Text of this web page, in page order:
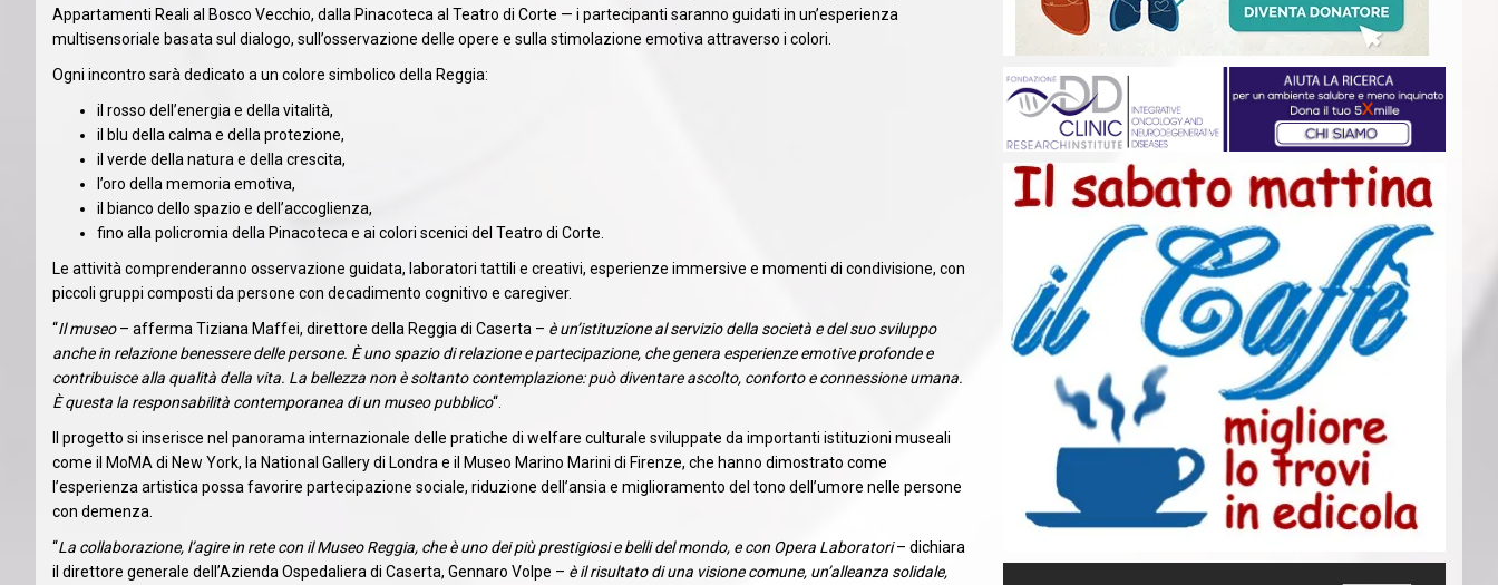
Appartamenti Reali al Bosco Vecchio, dalla Pinacoteca al Teatro di Corte — i partecipanti saranno guidati in un’esperienza
multisensoriale basata sul dialogo, sull’osservazione delle opere e sulla stimolazione emotiva attraverso i colori.
Ogni incontro sarà dedicato a un colore simbolico della Reggia:
il rosso dell’energia e della vitalità,
il blu della calma e della protezione,
il verde della natura e della crescita,
l’oro della memoria emotiva,
il bianco dello spazio e dell’accoglienza,
fino alla policromia della Pinacoteca e ai colori scenici del Teatro di Corte.
Le attività comprenderanno osservazione guidata, laboratori tattili e creativi, esperienze immersive e momenti di condivisione, con
piccoli gruppi composti da persone con decadimento cognitivo e caregiver.
“Il museo– afferma Tiziana Maffei, direttore della Reggia di Caserta – è un’istituzione al servizio della società e del suo sviluppo
anche in relazione benessere delle persone. È uno spazio di relazione e partecipazione, che genera esperienze emotive profonde e
contribuisce alla qualità della vita. La bellezza non è soltanto contemplazione: può diventare ascolto, conforto e connessione umana.
È questa la responsabilità contemporanea di un museo pubblico“.
Il progetto si inserisce nel panorama internazionale delle pratiche di welfare culturale sviluppate da importanti istituzioni museali
come il MoMA di New York, la National Gallery di Londra e il Museo Marino Marini di Firenze, che hanno dimostrato come
l’esperienza artistica possa favorire partecipazione sociale, riduzione dell’ansia e miglioramento del tono dell’umore nelle persone
con demenza.
“La collaborazione, l’agire in rete con il Museo Reggia, che è uno dei più prestigiosi e belli del mondo, e con Opera Laboratori– dichiara
il direttore generale dell’Azienda Ospedaliera di Caserta, Gennaro Volpe – è il risultato di una visione comune, un’alleanza solidale,